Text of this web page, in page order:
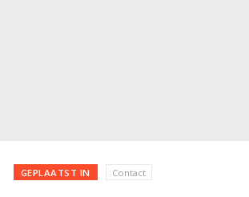
GEPLAATST IN Contact